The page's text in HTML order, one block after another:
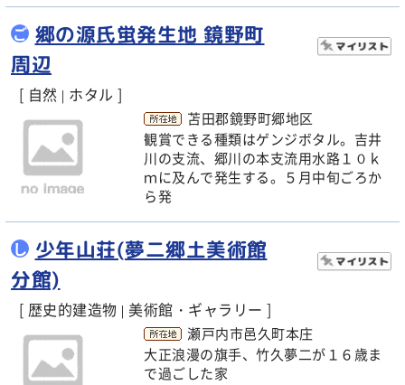
ご 郷の源氏蛍発生地 鏡野町
周辺
[ 自然 | ホタル ]
苫田郡鏡野町郷地区
観賞できる種類はゲンジボタル。吉井
川の支流、郷川の本支流用水路１０ｋ
ｍに及んで発生する。５月中旬ごろか
ら発
し 少年山荘(夢二郷土美術館
分館)
[ 歴史的建造物 | 美術館・ギャラリー ]
瀬戸内市邑久町本庄
大正浪漫の旗手、竹久夢二が１６歳ま
で過ごした家